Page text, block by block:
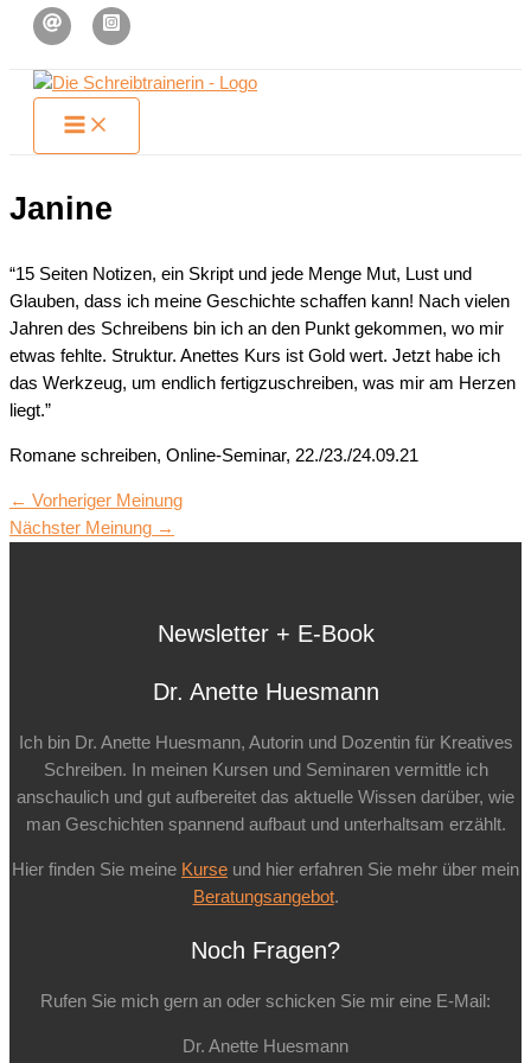
Zum
Inhalt
springen
Janine
“15 Seiten Notizen, ein Skript und jede Menge Mut, Lust und
Glauben, dass ich meine Geschichte schaffen kann! Nach vielen
Jahren des Schreibens bin ich an den Punkt gekommen, wo mir
etwas fehlte. Struktur. Anettes Kurs ist Gold wert. Jetzt habe ich
das Werkzeug, um endlich fertigzuschreiben, was mir am Herzen
liegt.”
Romane schreiben, Online-Seminar, 22./23./24.09.21
← Vorheriger Meinung
Nächster Meinung →
Newsletter + E-Book
Dr. Anette Huesmann
Ich bin Dr. Anette Huesmann, Autorin und Dozentin für Kreatives
Schreiben. In meinen Kursen und Seminaren vermittle ich
anschaulich und gut aufbereitet das aktuelle Wissen darüber, wie
man Geschichten spannend aufbaut und unterhaltsam erzählt.
Hier finden Sie meine Kurse und hier erfahren Sie mehr über mein
Beratungsangebot.
Noch Fragen?
Rufen Sie mich gern an oder schicken Sie mir eine E-Mail:
Dr. Anette Huesmann